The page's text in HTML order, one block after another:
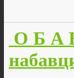
О Б А